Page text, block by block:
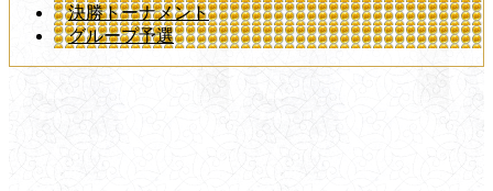
決勝トーナメント
グループ予選